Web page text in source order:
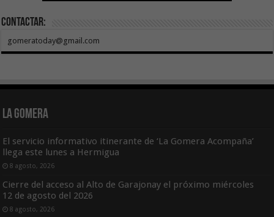
Contactar:
gomeratoday@gmail.com
La Gomera
El servicio informativo itinerante de ‘La Gomera Acompaña’
llega este lunes a Hermigua
8 agosto, 2026
Cierre del acceso al Alto de Garajonay el próximo miércoles
12 de agosto del 2026
8 agosto, 2026